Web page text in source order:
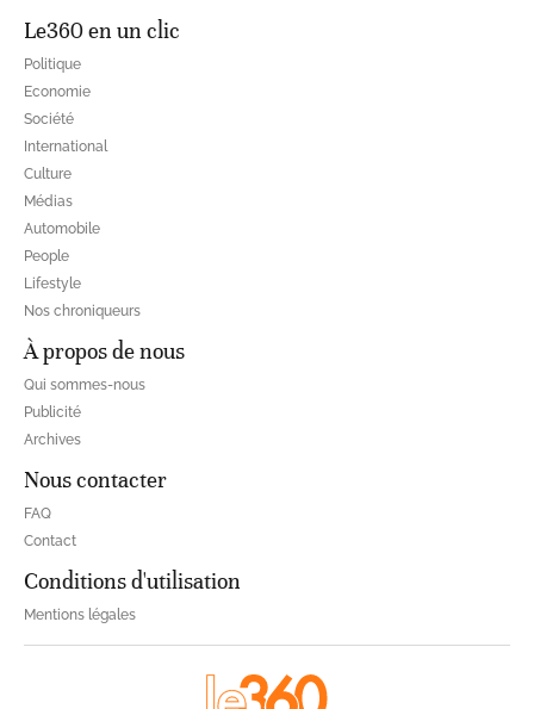
Le360 en un clic
Politique
Economie
Société
International
Culture
Médias
Automobile
People
Lifestyle
Nos chroniqueurs
À propos de nous
Qui sommes-nous
Publicité
Archives
Nous contacter
FAQ
Contact
Conditions d'utilisation
Mentions légales